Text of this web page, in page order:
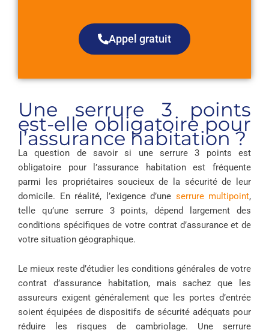
Appel gratuit
Une serrure 3 points
est-elle obligatoire pour
l’assurance habitation ?
La question de savoir si une serrure 3 points est
obligatoire pour l’assurance habitation est fréquente
parmi les propriétaires soucieux de la sécurité de leur
domicile. En réalité, l’exigence d’une serrure multipoint,
telle qu’une serrure 3 points, dépend largement des
conditions spécifiques de votre contrat d’assurance et de
votre situation géographique.
Le mieux reste d’étudier les conditions générales de votre
contrat d’assurance habitation, mais sachez que les
assureurs exigent généralement que les portes d’entrée
soient équipées de dispositifs de sécurité adéquats pour
réduire les risques de cambriolage. Une serrure